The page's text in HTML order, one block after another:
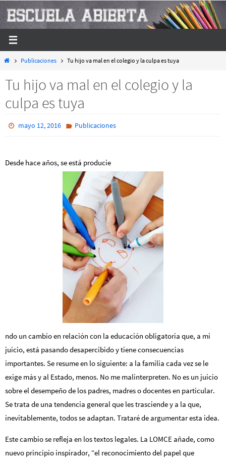
contenido
InicioPublicaciones Tu hijo va mal en el colegio y la culpa es tuya
Tu hijo va mal en el colegio y la
culpa es tuya
mayo 12, 2016 Publicaciones
Desde hace años, se está producie
ndo un cambio en relación con la educación obligatoria que, a mi
juicio, está pasando desapercibido y tiene consecuencias
importantes. Se resume en lo siguiente: a la familia cada vez se le
exige más y al Estado, menos. No me malinterpreten. No es un juicio
sobre el desempeño de los padres, madres o docentes en particular.
Se trata de una tendencia general que les trasciende y a la que,
inevitablemente, todos se adaptan. Trataré de argumentar esta idea.
Este cambio se refleja en los textos legales. La LOMCE añade, como
nuevo principio inspirador, “el reconocimiento del papel que